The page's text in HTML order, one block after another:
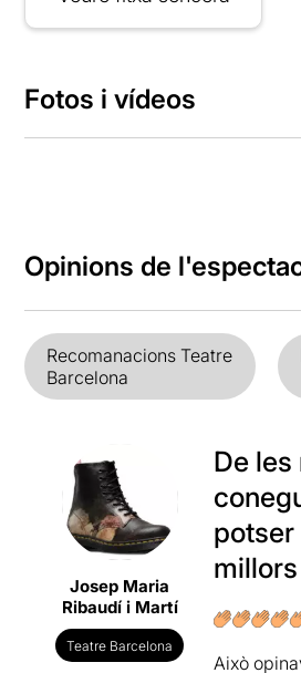
Fotos i vídeos
Opinions de
Recomanacions Teatre
Barcelona
Josep Maria
Ribaudí i Martí
Teatre Barcelona
De les
potser
millors
Això